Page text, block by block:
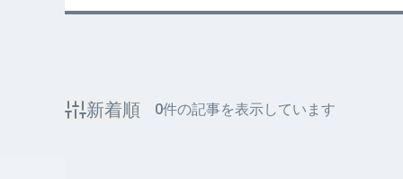
新着順 0件の記事を表示しています